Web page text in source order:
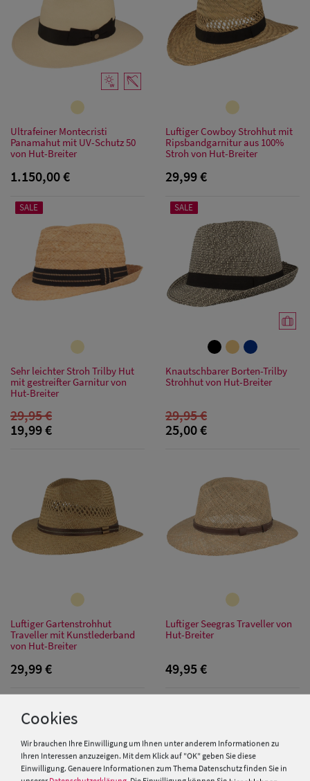
Damen Caps
Baseball Caps
Damen UV-
Schutz Caps
Damen
Damen
Sonnenschilder
& Visoren
Damen
Großgrößen
Ultrafeiner Montecristi
Panamahut mit UV-Schutz 50
von Hut-Breiter
1.150,00 €
Luftiger Cowboy Strohhut mit
Ripsbandgarnitur aus 100%
Stroh von Hut-Breiter
29,99 €
SALE
Sehr leichter Stroh Trilby Hut
mit gestreifter Garnitur von
Hut-Breiter
29,95 €
19,99 €
SALE
Knautschbarer Borten-Trilby
Strohhut von Hut-Breiter
29,95 €
25,00 €
Luftiger Gartenstrohhut
Traveller mit Kunstlederband
von Hut-Breiter
29,99 €
Luftiger Seegras Traveller von
Hut-Breiter
49,95 €
Cookies
Wir brauchen Ihre Einwilligung um Ihnen unter anderem Informationen zu
Ihren Interessen anzuzeigen. Mit dem Klick auf "OK" geben Sie diese
Einwilligung. Genauere Informationen zum Thema Datenschutz finden Sie in